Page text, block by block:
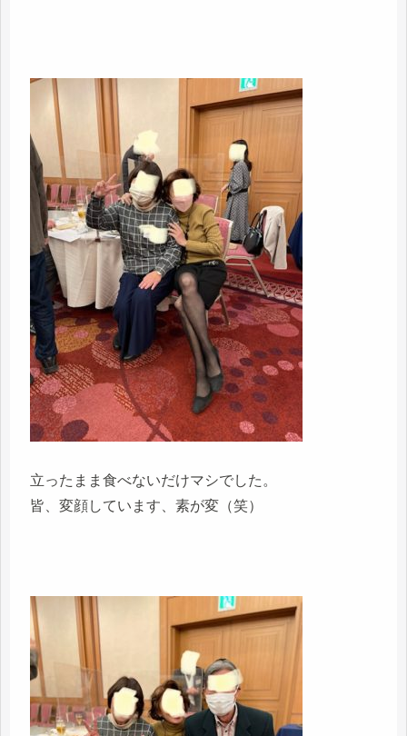
立ったまま食べないだけマシでした。
皆、変顔しています、素が変（笑）